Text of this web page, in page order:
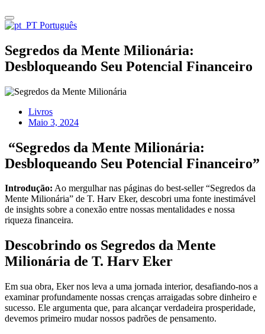
Português
Segredos da Mente Milionária:
Desbloqueando Seu Potencial Financeiro
Livros
Maio 3, 2024
“Segredos da Mente Milionária:
Desbloqueando Seu Potencial Financeiro”
Introdução: Ao mergulhar nas páginas do best-seller “Segredos da
Mente Milionária” de T. Harv Eker, descobri uma fonte inestimável
de insights sobre a conexão entre nossas mentalidades e nossa
riqueza financeira.
Descobrindo os Segredos da Mente
Milionária de T. Harv Eker
Em sua obra, Eker nos leva a uma jornada interior, desafiando-nos a
examinar profundamente nossas crenças arraigadas sobre dinheiro e
sucesso. Ele argumenta que, para alcançar verdadeira prosperidade,
devemos primeiro mudar nossos padrões de pensamento.